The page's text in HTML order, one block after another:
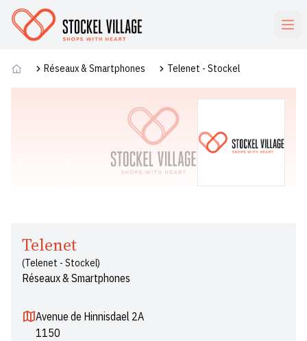
Commerces
Réseaux & Smartphones Telenet - Stockel
Telenet
(Telenet - Stockel)
Réseaux & Smartphones
Avenue de Hinnisdael 2A
1150